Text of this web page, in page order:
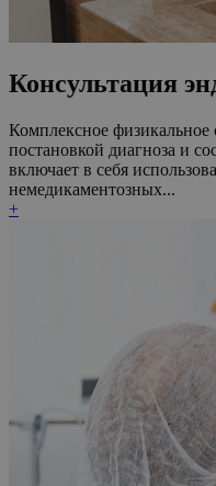
Консультация
Комплексное
постановкой диагноза и
включает в себя
немедикаментозных...
+